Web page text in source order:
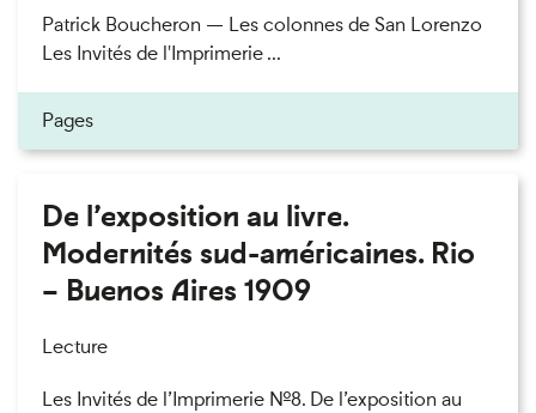
Patrick Boucheron — Les colonnes de San Lorenzo
Les Invités de l'Imprimerie ...
Pages
De l’exposition au livre.
Modernités sud-américaines. Rio
– Buenos Aires 1909
Lecture
Les Invités de l’Imprimerie n°8. De l’exposition au